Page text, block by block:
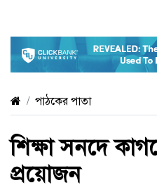
পাঠকের পাতা
শিক্ষা সনদে
প্রয়োজন